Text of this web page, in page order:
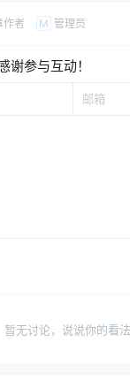
作者 M 管理员
谢参与互动！
暂无讨论，说说你的看